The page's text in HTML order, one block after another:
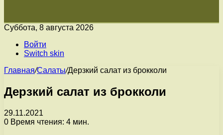
Суббота, 8 августа 2026
Войти
Switch skin
Главная/Салаты/Дерзкий салат из брокколи
Дерзкий салат из брокколи
29.11.2021
0 Время чтения: 4 мин.